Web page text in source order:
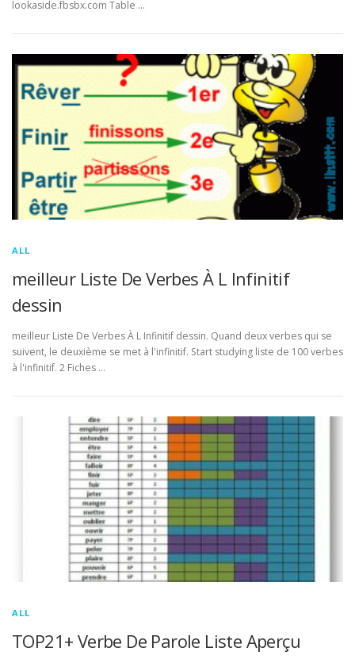
lookaside.fbsbx.com Table …
ALL
meilleur Liste De Verbes À L Infinitif
dessin
meilleur Liste De Verbes À L Infinitif dessin. Quand deux verbes qui se
suivent, le deuxième se met à l'infinitif. Start studying liste de 100 verbes
à l'infinitif. 2 Fiches …
ALL
TOP21+ Verbe De Parole Liste Aperçu